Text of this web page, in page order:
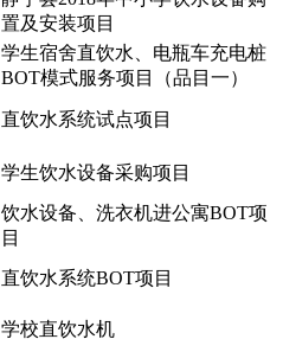
置及安装项目
学生宿舍直饮水、电瓶车充电桩
BOT模式服务项目（品目一）
直饮水系统试点项目
学生饮水设备采购项目
饮水设备、洗衣机进公寓BOT项
目
直饮水系统BOT项目
学校直饮水机